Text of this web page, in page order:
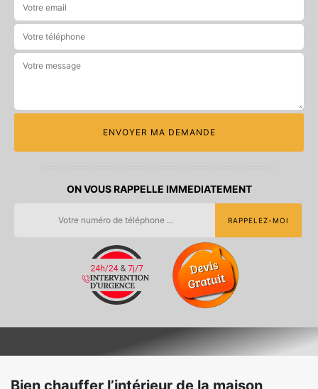
ON VOUS RAPPELLE IMMEDIATEMENT
Bien chauffer l’intérieur de la maison